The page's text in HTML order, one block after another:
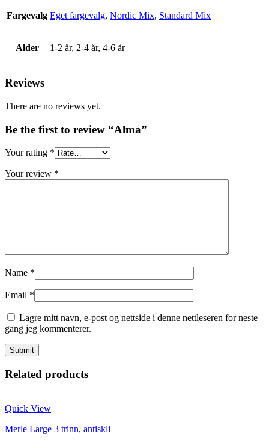
Fargevalg Eget fargevalg, Nordic Mix, Standard Mix
Alder 1-2 år, 2-4 år, 4-6 år
Reviews
There are no reviews yet.
Be the first to review “Alma”
Your rating *
Your review *
Name *
Email *
Lagre mitt navn, e-post og nettside i denne nettleseren for neste
gang jeg kommenterer.
Related products
Quick View
Merle Large 3 trinn, antiskli